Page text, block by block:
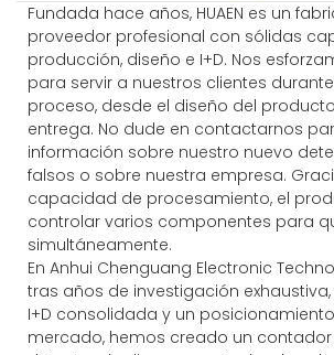
Fundada hace años, HUAEN es un
proveedor profesional con sólidas
producción, diseño e I+D. Nos
para servir a nuestros clientes
proceso, desde el diseño del
entrega. No dude en contactarnos
información sobre nuestro nuevo
falsos o sobre nuestra empresa.
capacidad de procesamiento, el
controlar varios componentes para
simultáneamente.
En Anhui Chenguang Electronic
tras años de investigación
I+D consolidada y un
mercado, hemos creado un contador